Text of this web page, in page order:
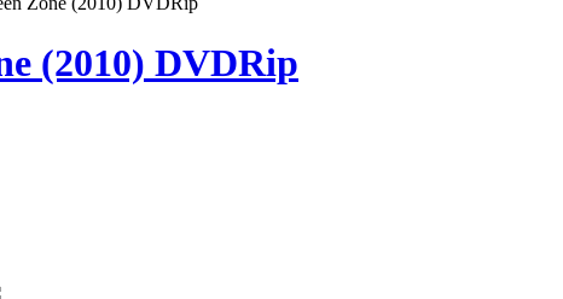
(2010) DVDRip